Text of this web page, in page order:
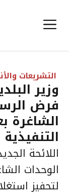
إلى القائمة
التشريعات
وزير
فرض
الشاغرة
التنفيذية
اللائحة
الوحدات
لتحفيز